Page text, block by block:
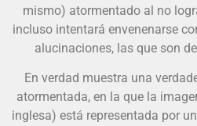
mismo) atormentado al no
incluso intentará envenenarse
alucinaciones, las que son
En verdad muestra una
atormentada, en la que la
inglesa) está representada por